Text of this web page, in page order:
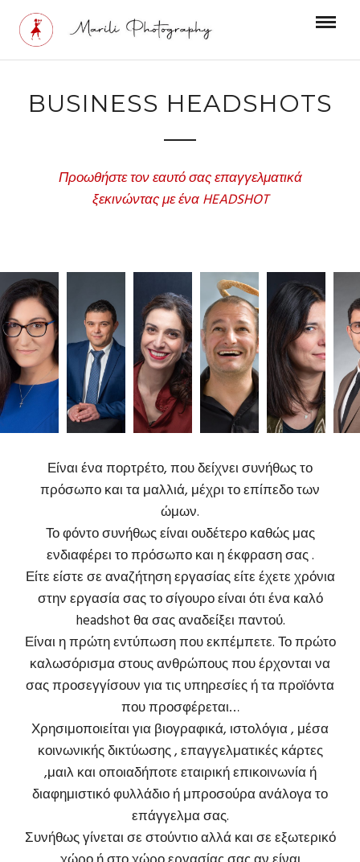
BUSINESS HEADSHOTS
Προωθήστε τον εαυτό σας επαγγελματικά
ξεκινώντας με ένα HEADSHOT
Είναι ένα πορτρέτο, που δείχνει συνήθως το
πρόσωπο και τα μαλλιά, μέχρι το επίπεδο των
ώμων.
Το φόντο συνήθως είναι ουδέτερο καθώς μας
ενδιαφέρει το πρόσωπο και η έκφραση σας .
Είτε είστε σε αναζήτηση εργασίας είτε έχετε χρόνια
στην εργασία σας το σίγουρο είναι ότι ένα καλό
headshot θα σας αναδείξει παντού.
Είναι η πρώτη εντύπωση που εκπέμπετε. Το πρώτο
καλωσόρισμα στους ανθρώπους που έρχονται να
σας προσεγγίσουν για τις υπηρεσίες ή τα προϊόντα
που προσφέρεται…
Χρησιμοποιείται για βιογραφικά, ιστολόγια , μέσα
κοινωνικής δικτύωσης , επαγγελματικές κάρτες
,μαιλ και οποιαδήποτε εταιρική επικοινωνία ή
διαφημιστικό φυλλάδιο ή μπροσούρα ανάλογα το
επάγγελμα σας.
Συνήθως γίνεται σε στούντιο αλλά και σε εξωτερικό